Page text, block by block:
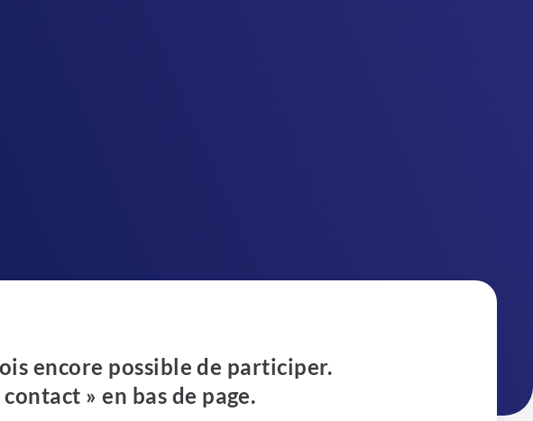
encore possible de participer.
» en bas de page.